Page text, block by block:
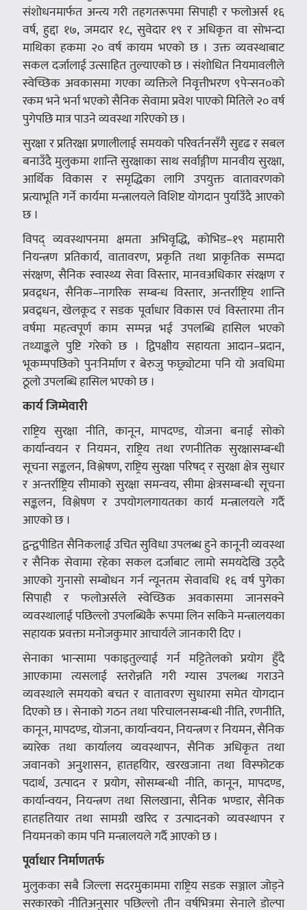
संशोधनमार्फत अन्त्य गरी तहगतरूपमा सिपाही र फलोअर्स १६
वर्ष, हुद्दा १७, जमदार १८, सुवेदार १९ र अधिकृत वा सोभन्दा
माथिका हकमा २० वर्ष कायम भएको छ । उक्त व्यवस्थाबाट
सकल दर्जालाई उत्साहित तुल्याएको छ । संशोधित नियमावलीले
स्वेच्छिक अवकासमा गएका व्यक्तिले निवृत्तीभरण ९पेन्सन०को
रकम भने भर्ना भएको सैनिक सेवामा प्रवेश पाएको मितिले २० वर्ष
पुगेपछि मात्र पाउने व्यवस्था गरिएको छ ।
सुरक्षा र प्रतिरक्षा प्रणालीलाई समयको परिवर्तनसँगै सुदृढ र सबल
बनाउँदै मुलुकमा शान्ति सुरक्षाका साथ सर्वाङ्गीण मानवीय सुरक्षा,
आर्थिक विकास र समृद्धिका लागि उपयुक्त वातावरणको
प्रत्याभूति गर्ने कार्यमा मन्त्रालयले विशिष्ट योगदान पुर्याउँदै आएको
छ ।
विपद् व्यवस्थापनमा क्षमता अभिवृद्धि, कोभिड–१९ महामारी
नियन्त्रण प्रतिकार्य, वातावरण, प्रकृति तथा प्राकृतिक सम्पदा
संरक्षण, सैनिक स्वास्थ्य सेवा विस्तार, मानवअधिकार संरक्षण र
प्रवद्र्धन, सैनिक–नागरिक सम्बन्ध विस्तार, अन्तर्राष्ट्रिय शान्ति
प्रवद्र्धन, खेलकूद र सडक पूर्वाधार विकास एवं विस्तारमा तीन
वर्षमा महत्वपूर्ण काम सम्पन्न भई उपलब्धि हासिल भएको
तथ्याङ्कले पुष्टि गरेको छ । द्विपक्षीय सहायता आदान–प्रदान,
भूकम्पपछिको पुनःनिर्माण र बेरुजु फछ्र्योटमा पनि यो अवधिमा
ठूलो उपलब्धि हासिल भएको छ ।
कार्य जिम्मेवारी
राष्ट्रिय सुरक्षा नीति, कानून, मापदण्ड, योजना बनाई सोको
कार्यान्वयन र नियमन, राष्ट्रिय तथा रणनीतिक सुरक्षासम्बन्धी
सूचना सङ्कलन, विश्लेषण, राष्ट्रिय सुरक्षा परिषद् र सुरक्षा क्षेत्र सुधार
र अन्तर्राष्ट्रिय सीमाको सुरक्षा समन्वय, सीमा क्षेत्रसम्बन्धी सूचना
सङ्कलन, विश्लेषण र उपयोगलगायतका कार्य मन्त्रालयले गर्दै
आएको छ ।
द्वन्द्वपीडित सैनिकलाई उचित सुविधा उपलब्ध हुने कानूनी व्यवस्था
र सैनिक सेवामा रहेका सकल दर्जाबाट लामो समयदेखि उठ्दै
आएको गुनासो सम्बोधन गर्न न्यूनतम सेवावधि १६ वर्ष पुगेका
सिपाही र फलोअर्सले स्वेच्छिक अवकासमा जानसक्ने
व्यवस्थालाई पछिल्लो उपलब्धिकै रूपमा लिन सकिने मन्त्रालयका
सहायक प्रवक्ता मनोजकुमार आचार्यले जानकारी दिए ।
सेनाका भान्सामा पकाइतुल्याई गर्न मट्टितेलको प्रयोग हुँदै
आएकामा त्यसलाई स्तरोन्नति गरी ग्यास उपलब्ध गराउने
व्यवस्थाले समयको बचत र वातावरण सुधारमा समेत योगदान
दिएको छ । सेनाको गठन तथा परिचालनसम्बन्धी नीति, रणनीति,
कानून, मापदण्ड, योजना, कार्यान्वयन, नियन्त्रण र नियमन, सैनिक
ब्यारेक तथा कार्यालय व्यवस्थापन, सैनिक अधिकृत तथा
जवानको अनुशासन, हातहयिार, खरखजाना तथा विस्फोटक
पदार्थ, उत्पादन र प्रयोग, सोसम्बन्धी नीति, कानून, मापदण्ड,
कार्यान्वयन, नियन्त्रण तथा सिलखाना, सैनिक भण्डार, सैनिक
हातहतियार तथा सामग्री खरिद र उत्पादनको व्यवस्थापन र
नियमनको काम पनि मन्त्रालयले गर्दै आएको छ ।
पूर्वाधार निर्माणतर्फ
मुलुकका सबै जिल्ला सदरमुकाममा राष्ट्रिय सडक सञ्जाल जोड्ने
सरकारको नीतिअनुसार पछिल्लो तीन वर्षभित्रमा सेनाले डोल्पा